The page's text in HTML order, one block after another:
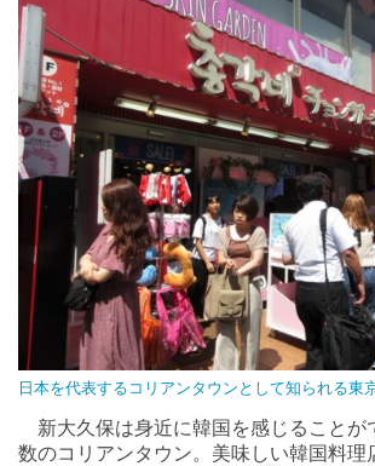
日本を代表するコリアンタウンとして知られる東
新大久保は身近に韓国を感じることが
数のコリアンタウン。美味しい韓国料理